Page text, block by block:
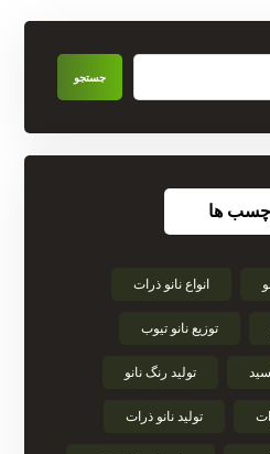
ها
انواع نانو ذرات
توزیع نانو تیوب
تولید رنگ نانو
تولید نانو ذرات